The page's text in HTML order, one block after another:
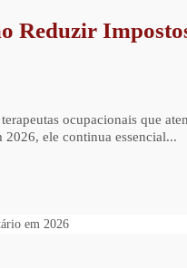
Reduzir
ocupacionais que
ele continua essencial...